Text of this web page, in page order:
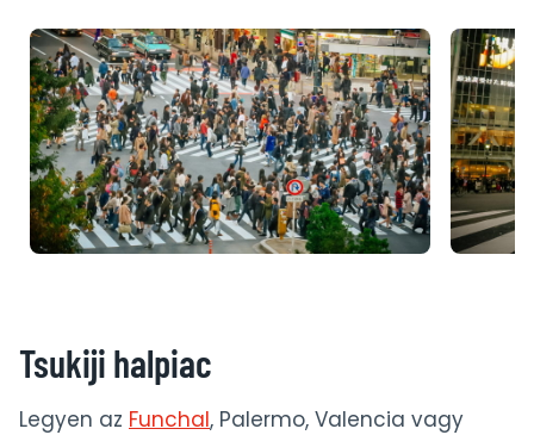
Tsukiji halpiac
Legyen az Funchal, Palermo, Valencia vagy